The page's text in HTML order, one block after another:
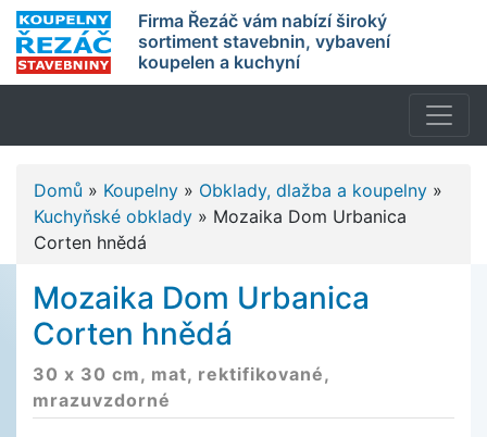
Firma Řezáč vám nabízí široký
sortiment stavebnin, vybavení
koupelen a kuchyní
Domů » Koupelny » Obklady, dlažba a koupelny »
Kuchyňské obklady » Mozaika Dom Urbanica
Corten hnědá
Mozaika Dom Urbanica
Corten hnědá
30 x 30 cm, mat, rektifikované,
mrazuvzdorné